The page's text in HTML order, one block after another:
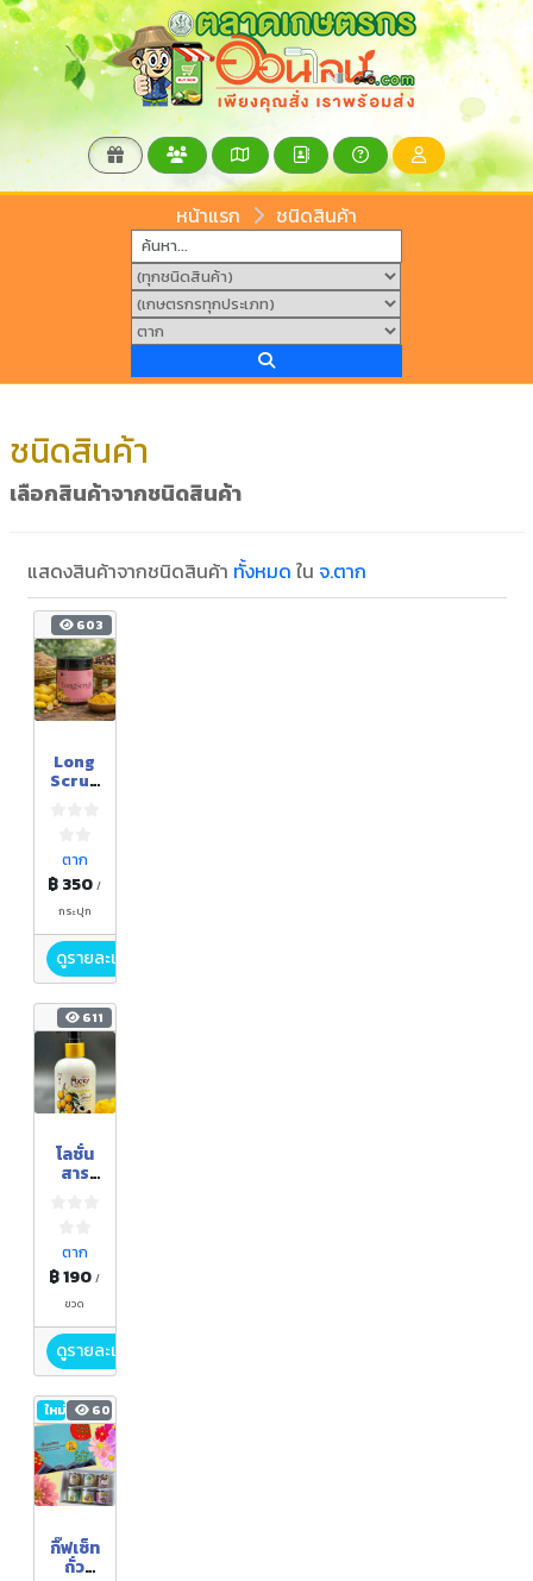
หน้าแรก ชนิดสินค้า
ชนิดสินค้า
เลือกสินค้าจากชนิดสินค้า
แสดงสินค้าจากชนิดสินค้า ทั้งหมด ใน จ.ตาก
603
Long
Scrub
ตาก
฿ 350/
กระปุก
ดูรายละเอียด
611
โลชั่น
สาร
ผสม
สาร
สกัด
ทา
นาคา
ผสม
สาร
สกัด
รังไหม
ตาก
฿ 190/
ขวด
ดูรายละเอียด
ใหม่ 603
กิ๊ฟเซ็ท
ถั่ว